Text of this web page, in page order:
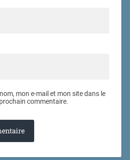
mon e-mail et mon site dans le
commentaire.